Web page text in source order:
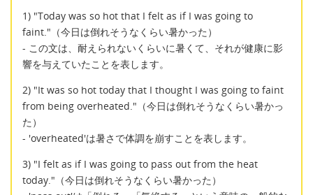
1) "Today was so hot that I felt as if I was going to
faint."（今日は倒れそうなくらい暑かった）
- この文は、耐えられないくらいに暑くて、それが健康に影
響を与えていたことを表します。
2) "It was so hot today that I thought I was going to faint
from being overheated."（今日は倒れそうなくらい暑かっ
た）
- 'overheated'は暑さで体調を崩すことを表します。
3) "I felt as if I was going to pass out from the heat
today."（今日は倒れそうなくらい暑かった）